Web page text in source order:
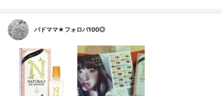
バドママ★フォロバ100◎